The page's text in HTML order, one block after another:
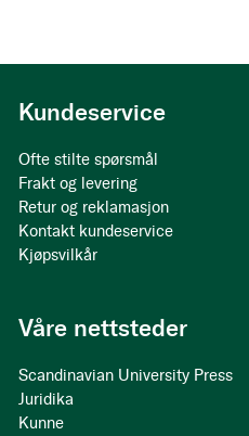
Kundeservice
Ofte stilte spørsmål
Frakt og levering
Retur og reklamasjon
Kontakt kundeservice
Kjøpsvilkår
Våre nettsteder
Scandinavian University Press
Juridika
Kunne